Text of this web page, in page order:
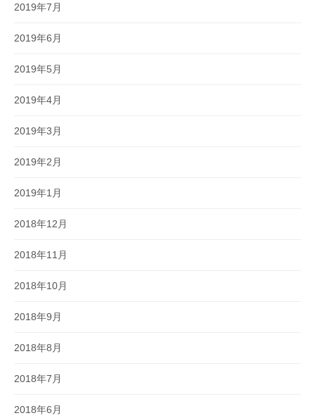
2019年7月
2019年6月
2019年5月
2019年4月
2019年3月
2019年2月
2019年1月
2018年12月
2018年11月
2018年10月
2018年9月
2018年8月
2018年7月
2018年6月